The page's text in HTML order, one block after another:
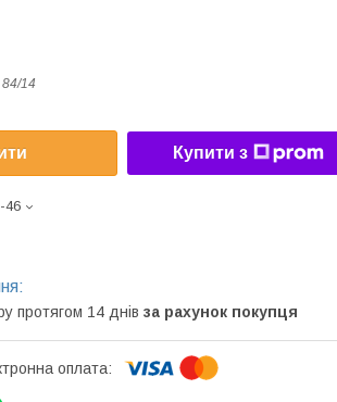
84/14
Купити з
46
протягом 14 днів за рахунок покупця